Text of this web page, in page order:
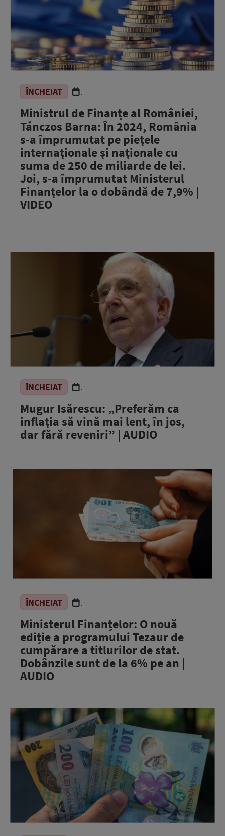
ÎNCHEIAT .
Ministrul de Finanțe al României,
Tánczos Barna: În 2024, România
s-a împrumutat pe piețele
internaționale și naționale cu
suma de 250 de miliarde de lei.
Joi, s-a împrumutat Ministerul
Finanțelor la o dobândă de 7,9% |
VIDEO
ÎNCHEIAT .
Mugur Isărescu: „Preferăm ca
inflația să vină mai lent, în jos,
dar fără reveniri” | AUDIO
ÎNCHEIAT .
Ministerul Finanțelor: O nouă
ediție a programului Tezaur de
cumpărare a titlurilor de stat.
Dobânzile sunt de la 6% pe an |
AUDIO